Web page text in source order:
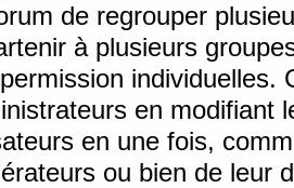
de regrouper
à plusieurs
individuelles.
en modifiant
en une fois,
ou bien de leur